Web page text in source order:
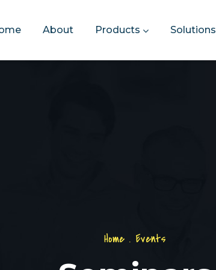
About Products Solutions
Home. Events